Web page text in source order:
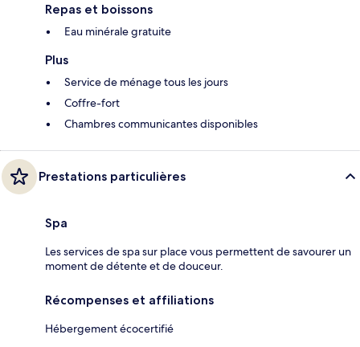
Repas et boissons
Eau minérale gratuite
Plus
Service de ménage tous les jours
Coffre-fort
Chambres communicantes disponibles
Prestations particulières
Spa
Les services de spa sur place vous permettent de savourer un
moment de détente et de douceur.
Récompenses et affiliations
Hébergement écocertifié